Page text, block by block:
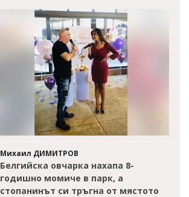
Михаил ДИМИТРОВ
Белгийска овчарка нахапа 8-
годишно момиче в парк, а
стопанинът си тръгна от мястото